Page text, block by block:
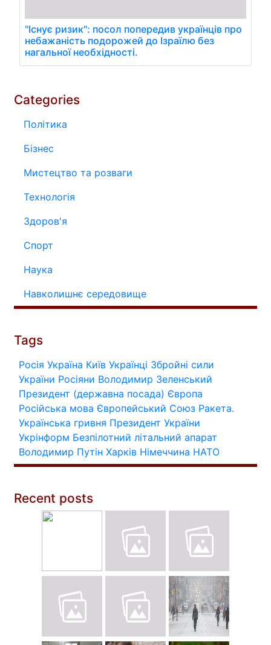
"Існує ризик": посол попередив українців про
небажаність подорожей до Ізраїлю без
нагальної необхідності.
Categories
Політика
Бізнес
Мистецтво та розваги
Технологія
Здоров'я
Спорт
Наука
Навколишнє середовище
Tags
Росія Україна Київ Українці Збройні сили
України Росіяни Володимир Зеленський
Президент (державна посада) Європа
Російська мова Європейський Союз Ракета.
Українська гривня Президент України
Укрінформ Безпілотний літальний апарат
Володимир Путін Харків Німеччина НАТО
Recent posts